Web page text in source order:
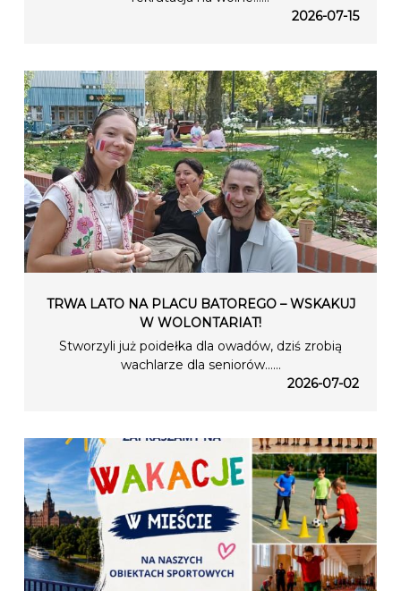
2026-07-15
TRWA LATO NA PLACU BATOREGO – WSKAKUJ
W WOLONTARIAT!
Stworzyli już poidełka dla owadów, dziś zrobią
wachlarze dla seniorów…...
2026-07-02